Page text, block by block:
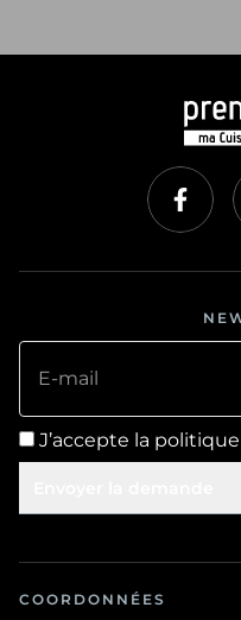
E-mail
J’accepte la
COORDONNÉES